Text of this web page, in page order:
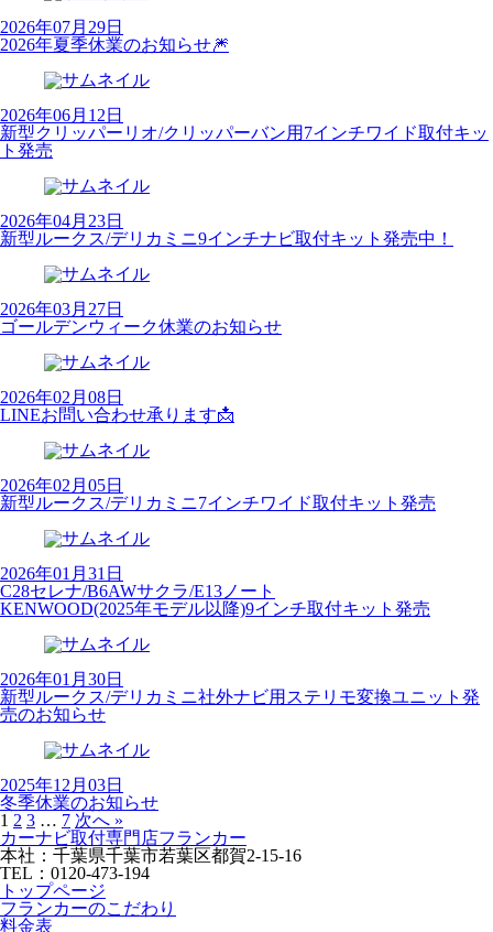
2026年07月29日
2026年夏季休業のお知らせ🎆
2026年06月12日
新型クリッパーリオ/クリッパーバン用7インチワイド取付キッ
ト発売
2026年04月23日
新型ルークス/デリカミニ9インチナビ取付キット発売中！
2026年03月27日
ゴールデンウィーク休業のお知らせ
2026年02月08日
LINEお問い合わせ承ります📩
2026年02月05日
新型ルークス/デリカミニ7インチワイド取付キット発売
2026年01月31日
C28セレナ/B6AWサクラ/E13ノート
KENWOOD(2025年モデル以降)9インチ取付キット発売
2026年01月30日
新型ルークス/デリカミニ社外ナビ用ステリモ変換ユニット発
売のお知らせ
2025年12月03日
冬季休業のお知らせ
1 2 3 … 7 次へ »
カーナビ取付専⾨店フランカー
本社：千葉県千葉市若葉区都賀2-15-16
TEL：0120-473-194
トップページ
フランカーのこだわり
料金表